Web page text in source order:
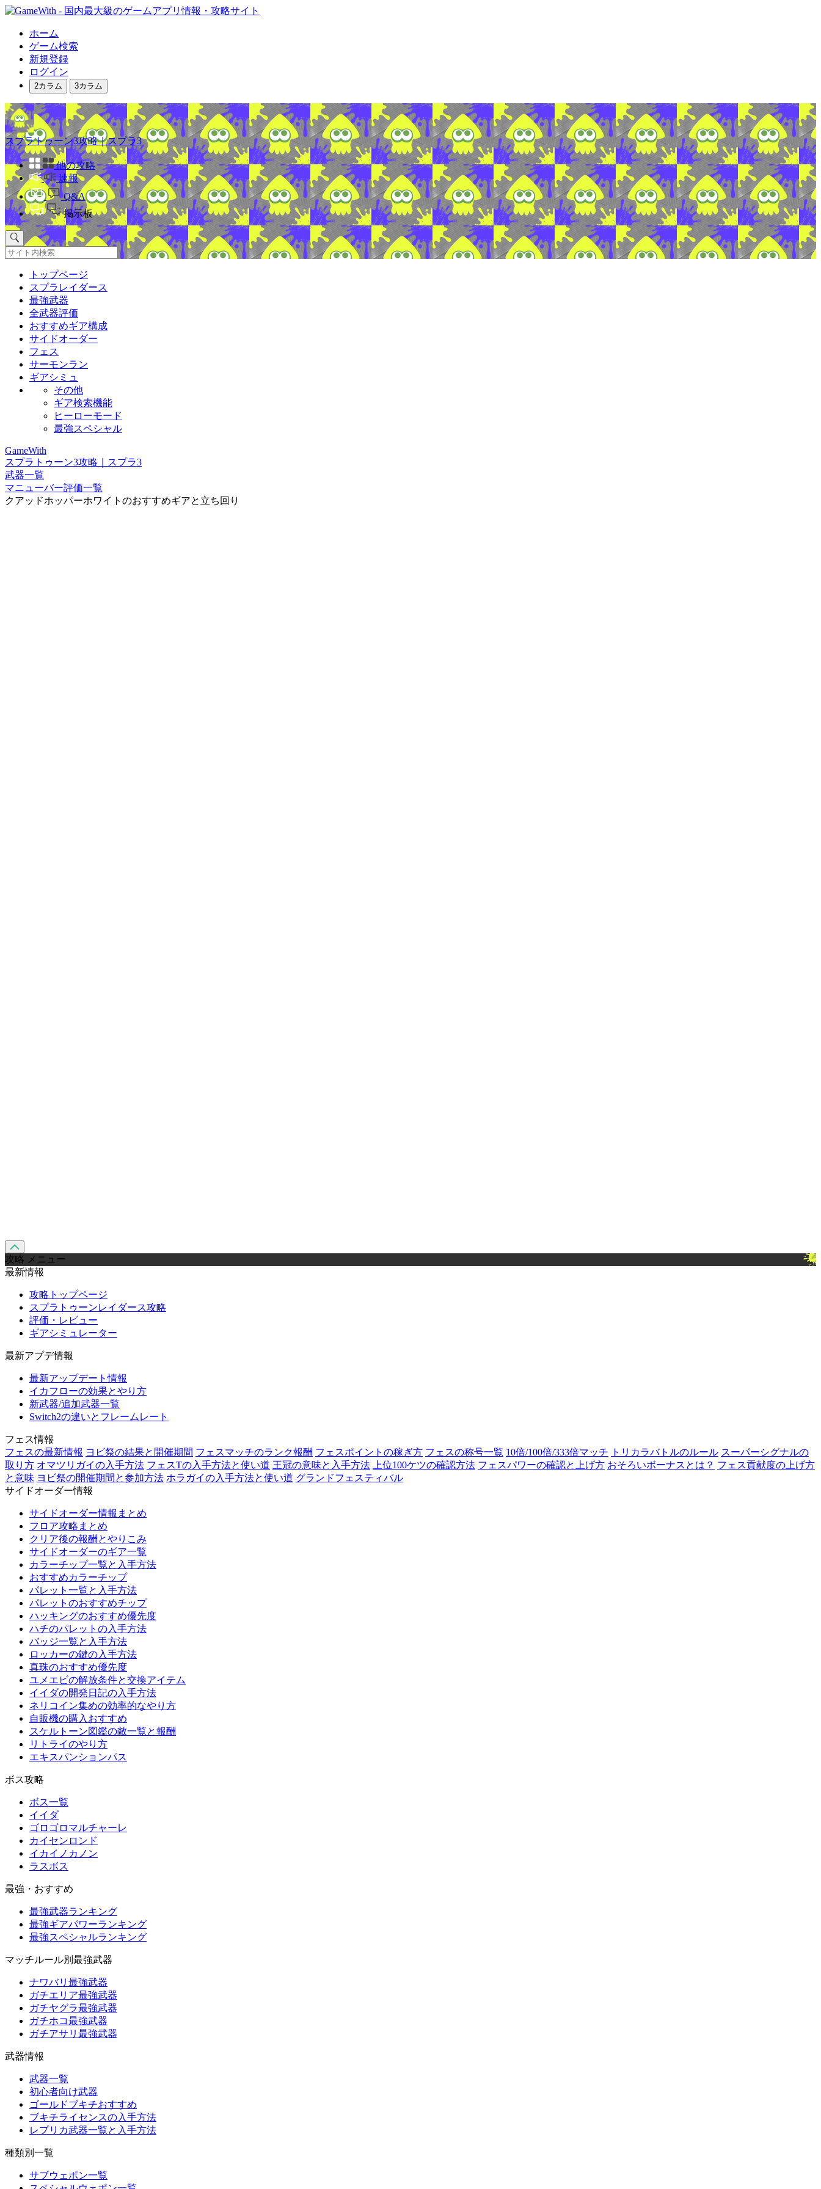
ホーム
ゲーム検索
新規登録
ログイン
2カラム 3カラム
スプラトゥーン3攻略｜スプラ3
他の攻略
速報
Q&A
掲示板
トップページ
スプラレイダース
最強武器
全武器評価
おすすめギア構成
サイドオーダー
フェス
サーモンラン
ギアシミュ
その他
ギア検索機能
ヒーローモード
最強スペシャル
GameWith
スプラトゥーン3攻略｜スプラ3
武器一覧
マニューバー評価一覧
クアッドホッパーホワイトのおすすめギアと立ち回り
攻略 メニュー
最新情報
攻略トップページ
スプラトゥーンレイダース攻略
評価・レビュー
ギアシミュレーター
最新アプデ情報
最新アップデート情報
イカフローの効果とやり方
新武器/追加武器一覧
Switch2の違いとフレームレート
フェス情報
フェスの最新情報 ヨビ祭の結果と開催期間 フェスマッチのランク報酬 フェスポイントの稼ぎ方 フェスの称号一覧 10倍/100倍/333倍マッチ トリカラバトルのルール スーパーシグナルの
取り方 オマツリガイの入手方法 フェスTの入手方法と使い道 王冠の意味と入手方法 上位100ケツの確認方法 フェスパワーの確認と上げ方 おそろいボーナスとは？ フェス貢献度の上げ方
と意味 ヨビ祭の開催期間と参加方法 ホラガイの入手方法と使い道 グランドフェスティバル
サイドオーダー情報
サイドオーダー情報まとめ
フロア攻略まとめ
クリア後の報酬とやりこみ
サイドオーダーのギア一覧
カラーチップ一覧と入手方法
おすすめカラーチップ
パレット一覧と入手方法
パレットのおすすめチップ
ハッキングのおすすめ優先度
ハチのパレットの入手方法
バッジ一覧と入手方法
ロッカーの鍵の入手方法
真珠のおすすめ優先度
ユメエビの解放条件と交換アイテム
イイダの開発日記の入手方法
ネリコイン集めの効率的なやり方
自販機の購入おすすめ
スケルトーン図鑑の敵一覧と報酬
リトライのやり方
エキスパンションパス
ボス攻略
ボス一覧
イイダ
ゴロゴロマルチャーレ
カイセンロンド
イカイノカノン
ラスボス
最強・おすすめ
最強武器ランキング
最強ギアパワーランキング
最強スペシャルランキング
マッチルール別最強武器
ナワバリ最強武器
ガチエリア最強武器
ガチヤグラ最強武器
ガチホコ最強武器
ガチアサリ最強武器
武器情報
武器一覧
初心者向け武器
ゴールドブキチおすすめ
ブキチライセンスの入手方法
レプリカ武器一覧と入手方法
種類別一覧
サブウェポン一覧